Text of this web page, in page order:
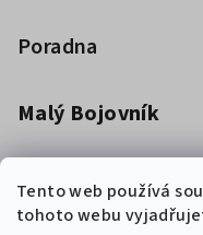
Tento web používá
tohoto webu
Poradna
Malý Bojovník
Dětská kimona